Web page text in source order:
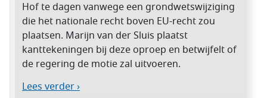
Hof te dagen vanwege een grondwetswijziging
die het nationale recht boven EU-recht zou
plaatsen. Marijn van der Sluis plaatst
kanttekeningen bij deze oproep en betwijfelt of
de regering de motie zal uitvoeren.
Lees verder ›